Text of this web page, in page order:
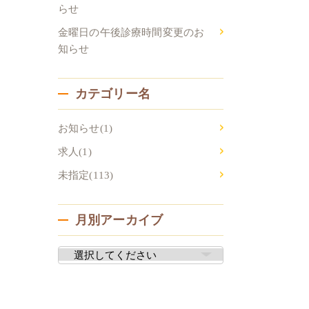
らせ
金曜日の午後診療時間変更のお
知らせ
カテゴリー名
お知らせ(1)
求人(1)
未指定(113)
月別アーカイブ